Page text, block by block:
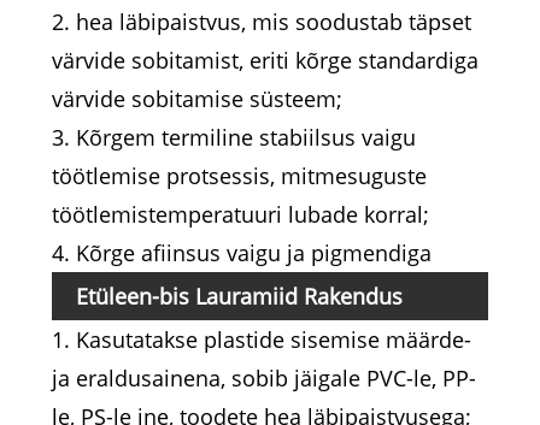
2. hea läbipaistvus, mis soodustab täpset
värvide sobitamist, eriti kõrge standardiga
värvide sobitamise süsteem;
3. Kõrgem termiline stabiilsus vaigu
töötlemise protsessis, mitmesuguste
töötlemistemperatuuri lubade korral;
4. Kõrge afiinsus vaigu ja pigmendiga
Etüleen-bis Lauramiid Rakendus
1. Kasutatakse plastide sisemise määrde-
ja eraldusainena, sobib jäigale PVC-le, PP-
le, PS-le jne, toodete hea läbipaistvusega;